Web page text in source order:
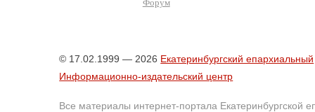
Форум
© 17.02.1999 — 2026 Екатеринбургский епархиальный
Информационно-издательский центр
Все материалы интернет-портала Екатеринбургской